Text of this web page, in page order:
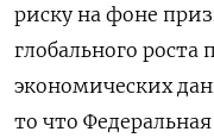
риску на фоне
глобального роста
экономических
то что